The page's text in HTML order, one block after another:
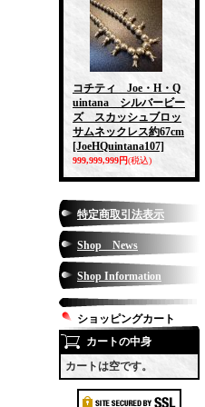
コチティ Joe・H・Q
uintana シルバービー
ズ スカッシュブロッ
サムネックレス約67cm
[JoeHQuintana107]
999,999,999円(税込)
特定商取引法表示
Shop News
Shop Information
ショッピングカート
カートの中身
カートは空です。